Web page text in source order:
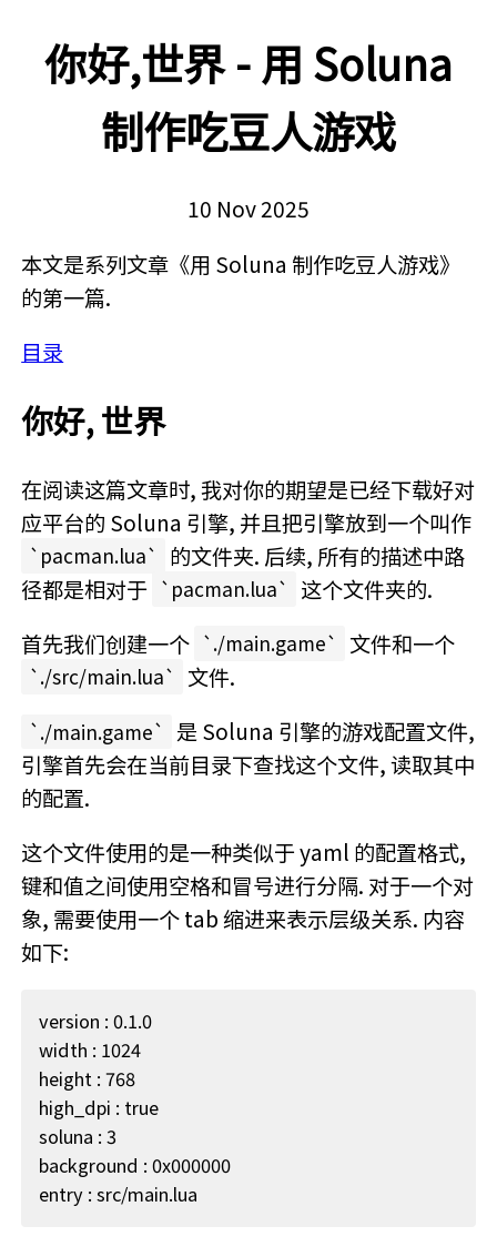
你好,世界 - 用 Soluna
制作吃豆人游戏
10 Nov 2025
本文是系列文章《用 Soluna 制作吃豆人游戏》
的第一篇.
目录
你好, 世界
在阅读这篇文章时, 我对你的期望是已经下载好对
应平台的 Soluna 引擎, 并且把引擎放到一个叫作
pacman.lua
的文件夹. 后续, 所有的描述中路
径都是相对于
pacman.lua
这个文件夹的.
首先我们创建一个
./main.game 文件和一个
./src/main.lua 文件.
./main.game
是 Soluna 引擎的游戏配置文件,
引擎首先会在当前目录下查找这个文件, 读取其中
的配置.
这个文件使用的是一种类似于 yaml 的配置格式,
键和值之间使用空格和冒号进行分隔. 对于一个对
象, 需要使用一个 tab 缩进来表示层级关系. 内容
如下:
version : 0.1.0
width : 1024
height : 768
high_dpi : true
soluna : 3
background : 0x000000